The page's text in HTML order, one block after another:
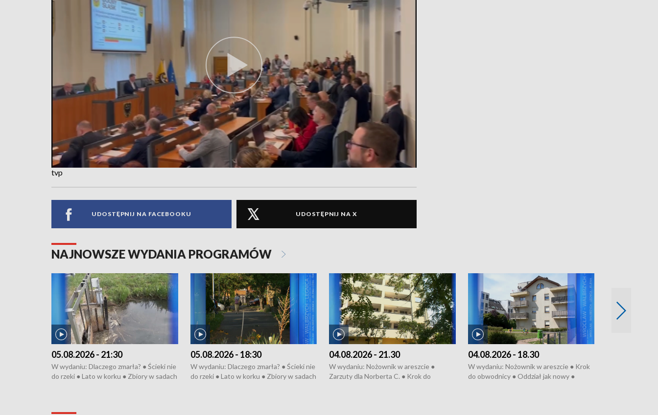
tvp
UDOSTĘPNIJ NA FACEBOOKU UDOSTĘPNIJ NA X
NAJNOWSZE WYDANIA PROGRAMÓW
05.08.2026 - 21:30
W wydaniu: Dlaczego zmarła? ● Ścieki nie
do rzeki ● Lato w korku ● Zbiory w sadach
05.08.2026 - 18:30
W wydaniu: Dlaczego zmarła? ● Ścieki nie
do rzeki ● Lato w korku ● Zbiory w sadach
04.08.2026 - 21.30
W wydaniu: Nożownik w areszcie ●
Zarzuty dla Norberta C. ● Krok do
04.08.2026 - 18.30
W wydaniu: Nożownik w areszcie ● Krok
do obwodnicy ● Oddział jak nowy ●